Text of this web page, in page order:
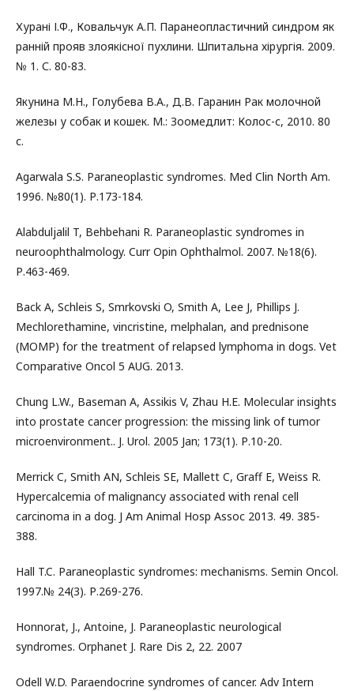
Хурані І.Ф., Ковальчук А.П. Паранеопластичний синдром як
ранній прояв злоякісної пухлини. Шпитальна хірургія. 2009.
№ 1. С. 80-83.
Якунина М.Н., Голубева В.А., Д.В. Гаранин Рак молочной
железы у собак и кошек. М.: Зоомедлит: Колос-с, 2010. 80
с.
Agarwala S.S. Paraneoplastic syndromes. Med Clin North Am.
1996. №80(1). Р.173-184.
Alabduljalil T, Behbehani R. Paraneoplastic syndromes in
neuroophthalmology. Curr Opin Ophthalmol. 2007. №18(6).
Р.463-469.
Back A, Schleis S, Smrkovski O, Smith A, Lee J, Phillips J.
Mechlorethamine, vincristine, melphalan, and prednisone
(MOMP) for the treatment of relapsed lymphoma in dogs. Vet
Comparative Oncol 5 AUG. 2013.
Chung L.W., Baseman A, Assikis V, Zhau H.E. Molecular insights
into prostate cancer progression: the missing link of tumor
microenvironment.. J. Urol. 2005 Jan; 173(1). Р.10-20.
Merrick C, Smith AN, Schleis SE, Mallett C, Graff E, Weiss R.
Hypercalcemia of malignancy associated with renal cell
carcinoma in a dog. J Am Animal Hosp Assoc 2013. 49. 385-
388.
Hall T.C. Paraneoplastic syndromes: mechanisms. Semin Oncol.
1997.№ 24(3). Р.269-276.
Honnorat, J., Antoine, J. Paraneoplastic neurological
syndromes. Orphanet J. Rare Dis 2, 22. 2007
Odell W.D. Paraendocrine syndromes of cancer. Adv Intern